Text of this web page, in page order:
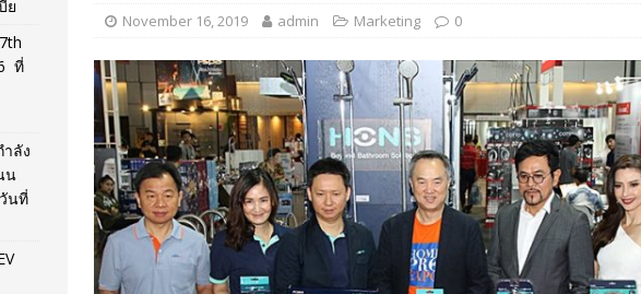
November 16, 2019 admin Marketing 0
ย
ที่
ลัง
น
นที่